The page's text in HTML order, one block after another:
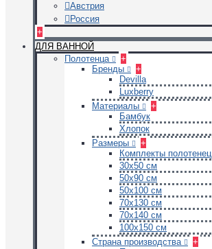
Австрия
Россия
+
ДЛЯ ВАННОЙ
Полотенца
+
Бренды
+
Devilla
Luxberry
Материалы
+
Бамбук
Хлопок
Размеры
+
Комплекты полотенец
30х50 см
50х90 см
50х100 см
70х130 см
70х140 см
100х150 см
Страна производства
+